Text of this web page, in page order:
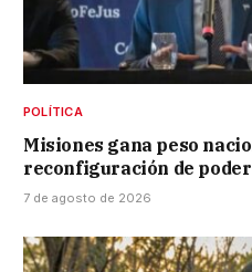
POLÍTICA
Misiones gana peso
reconfiguración de
7 de agosto de 2026